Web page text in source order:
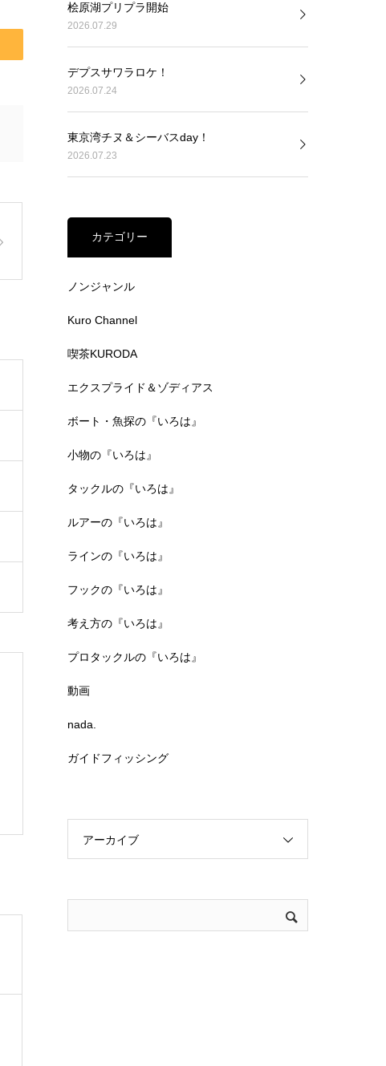
桧原湖プリプラ開始
2026.07.29
デプスサワラロケ！
2026.07.24
東京湾チヌ＆シーバスday！
2026.07.23
カテゴリー
ノンジャンル
Kuro Channel
喫茶KURODA
エクスプライド＆ゾディアス
ボート・魚探の『いろは』
小物の『いろは』
タックルの『いろは』
ルアーの『いろは』
ラインの『いろは』
フックの『いろは』
考え方の『いろは』
プロタックルの『いろは』
動画
nada.
ガイドフィッシング
アーカイブ